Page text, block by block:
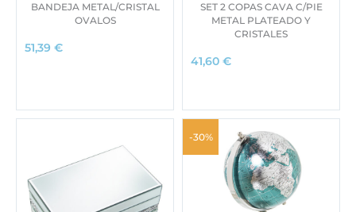
BANDEJA METAL/CRISTAL
OVALOS
51,39 €
SET 2 COPAS CAVA C/PIE
METAL PLATEADO Y
CRISTALES
41,60 €
-30%